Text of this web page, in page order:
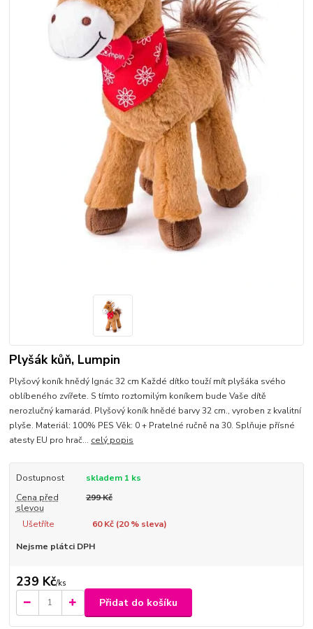
Plyšák kůň, Lumpin
Plyšový koník hnědý Ignác 32 cm Každé dítko touží mít plyšáka svého
oblíbeného zvířete. S tímto roztomilým koníkem bude Vaše dítě
nerozlučný kamarád. Plyšový koník hnědé barvy 32 cm., vyroben z kvalitní
plyše. Materiál: 100% PES Věk: 0 + Pratelné ručně na 30. Splňuje přísné
atesty EU pro hrač... celý popis
Dostupnost
skladem 1 ks
Cena před
slevou
299 Kč
Ušetříte 60 Kč (20% sleva)
Nejsme plátci DPH
239 Kč/ks
Přidat do košíku